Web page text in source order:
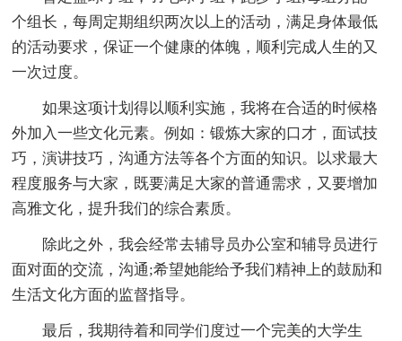
个组长，每周定期组织两次以上的活动，满足身体最低
的活动要求，保证一个健康的体魄，顺利完成人生的又
一次过度。
如果这项计划得以顺利实施，我将在合适的时候格
外加入一些文化元素。例如：锻炼大家的口才，面试技
巧，演讲技巧，沟通方法等各个方面的知识。以求最大
程度服务与大家，既要满足大家的普通需求，又要增加
高雅文化，提升我们的综合素质。
除此之外，我会经常去辅导员办公室和辅导员进行
面对面的交流，沟通;希望她能给予我们精神上的鼓励和
生活文化方面的监督指导。
最后，我期待着和同学们度过一个完美的大学生